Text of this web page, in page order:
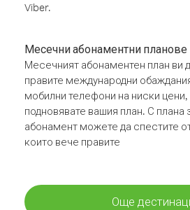
Viber.
Месечни абонаментни планове
Месечният абонаментен план ви
правите международни
мобилни телефони на ниски цени,
подновявате вашия план. С плана
абонамент можете да спестите
които вече правите
Още